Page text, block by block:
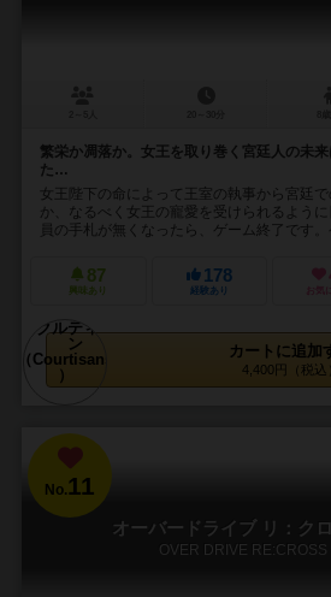
繁栄か凋落か。女王を取り巻く宮廷人の未
た…
女王陛下の命によって王室の執事から宮廷
か、なるべく女王の寵愛を受けられるよう
員の手札が無くなったら、ゲーム終了です。
87
興味あり
178
経験あり お気
カートに追加
4,400円（税込
No.11
オーバードライブ リ：ク
OVER DRIVE